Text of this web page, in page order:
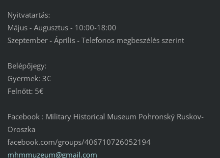
Nyitvatartás:
Május - Augusztus - 10:00-18:00
Szeptember - Április - Telefonos megbeszélés szerint
Belépőjegy:
Gyermek: 3€
Felnőtt: 5€
Facebook : Military Historical Museum Pohronský Ruskov-
Oroszka
facebook.com/groups/406710726052194
mhmmuzeum@gmail.com